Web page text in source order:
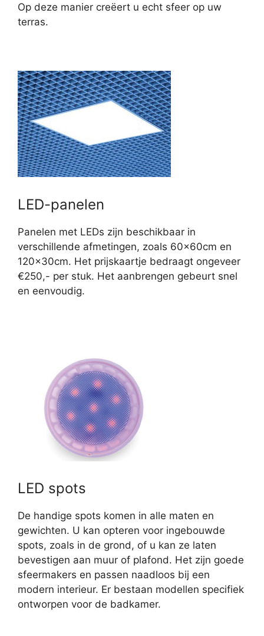
Op deze manier creëert u echt sfeer op uw
terras.
LED-panelen
Panelen met LEDs zijn beschikbaar in
verschillende afmetingen, zoals 60x60cm en
120x30cm. Het prijskaartje bedraagt ongeveer
€250,- per stuk. Het aanbrengen gebeurt snel
en eenvoudig.
LED spots
De handige spots komen in alle maten en
gewichten. U kan opteren voor ingebouwde
spots, zoals in de grond, of u kan ze laten
bevestigen aan muur of plafond. Het zijn goede
sfeermakers en passen naadloos bij een
modern interieur. Er bestaan modellen specifiek
ontworpen voor de badkamer.